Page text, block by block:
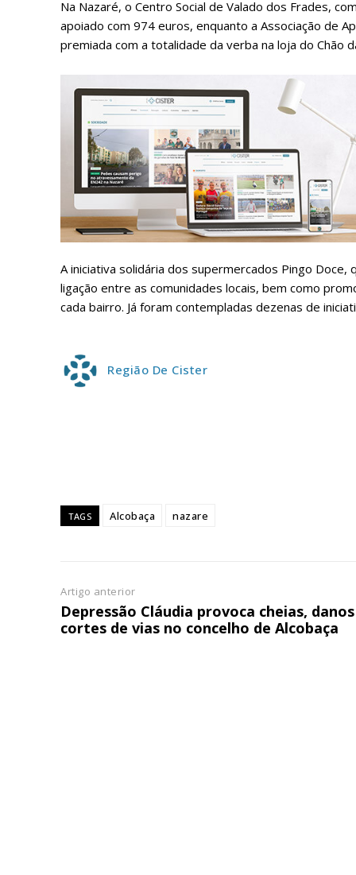
12
Edição em papel
Na Nazaré, o Centro Social de Valado dos Frades,
apoiado com 974 euros, enquanto a Associação de
premiada com a totalidade da verba na loja do Chão
A iniciativa solidária dos supermercados Pingo
ligação entre as comunidades locais, bem como
cada bairro. Já foram contempladas dezenas de
Região De Cister
TAGS Alcobaça nazare
Artigo anterior
Depressão Cláudia provoca cheias,
cortes de vias no concelho de Alcobaça